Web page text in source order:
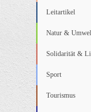
Leitartikel
Natur &
Solidarität &
Sport
Tourismus